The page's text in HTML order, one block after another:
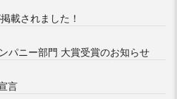
載されました！
パニー部門 大賞受賞のお知らせ
言